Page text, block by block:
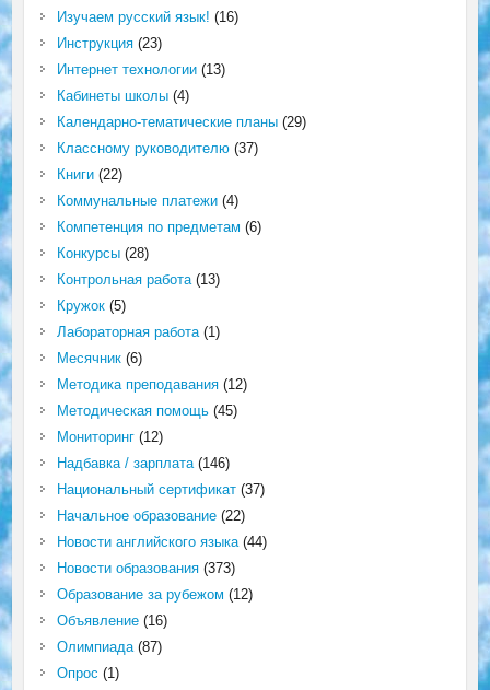
Изучаем русский язык! (16)
Инструкция(23)
Интернет технологии(13)
Кабинеты школы(4)
Календарно-тематические планы(29)
Классному руководителю(37)
Книги(22)
Коммунальные платежи(4)
Компетенция по предметам (6)
Конкурсы(28)
Контрольная работа(13)
Кружок(5)
Лабораторная работа(1)
Месячник(6)
Методика преподавания(12)
Методическая помощь(45)
Мониторинг(12)
Надбавка / зарплата(146)
Национальный сертификат(37)
Начальное образование(22)
Новости английского языка(44)
Новости образования(373)
Образование за рубежом (12)
Объявление(16)
Олимпиада(87)
Опрос (1)